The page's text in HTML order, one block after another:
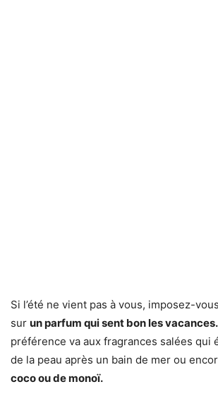
Si l’été ne vient pas à vous, imposez-
sur un parfum qui sent bon les vacances.
préférence va aux fragrances salées qui
de la peau après un bain de mer ou
coco ou de monoï.